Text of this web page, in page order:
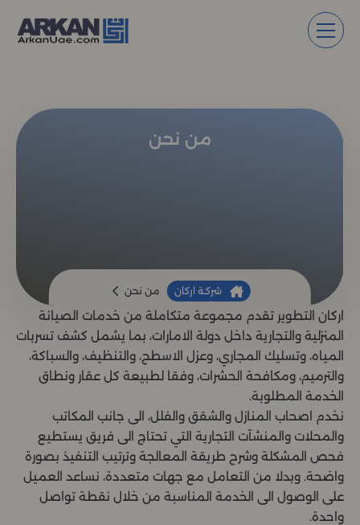
من نحن
شركـة اركان من نحن
اركان التطوير تقدم مجموعة متكاملة من خدمات الصيانة
المنزلية والتجارية داخل دولة الامارات، بما يشمل كشف تسربات
المياه، وتسليك المجاري، وعزل الاسطح، والتنظيف، والسباكة،
والترميم، ومكافحة الحشرات، وفقا لطبيعة كل عقار ونطاق
الخدمة المطلوبة.
نخدم اصحاب المنازل والشقق والفلل، الى جانب المكاتب
والمحلات والمنشآت التجارية التي تحتاج الى فريق يستطيع
فحص المشكلة وشرح طريقة المعالجة وترتيب التنفيذ بصورة
واضحة. وبدلا من التعامل مع جهات متعددة، نساعد العميل
على الوصول الى الخدمة المناسبة من خلال نقطة تواصل
واحدة.